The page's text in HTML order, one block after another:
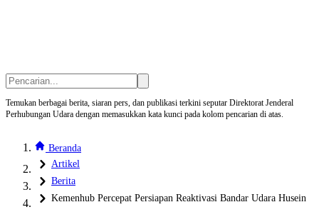
Temukan berbagai berita, siaran pers, dan publikasi terkini seputar Direktorat Jenderal
Perhubungan Udara dengan memasukkan kata kunci pada kolom pencarian di atas.
Beranda
Artikel
Berita
Kemenhub Percepat Persiapan Reaktivasi Bandar Udara Husein